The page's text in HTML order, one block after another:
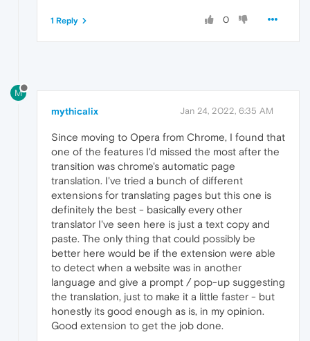
0
1 Reply
M
mythicalix Jan 24, 2022, 6:35 AM
Since moving to Opera from Chrome, I found that
one of the features I'd missed the most after the
transition was chrome's automatic page
translation. I've tried a bunch of different
extensions for translating pages but this one is
definitely the best - basically every other
translator I've seen here is just a text copy and
paste. The only thing that could possibly be
better here would be if the extension were able
to detect when a website was in another
language and give a prompt / pop-up suggesting
the translation, just to make it a little faster - but
honestly its good enough as is, in my opinion.
Good extension to get the job done.